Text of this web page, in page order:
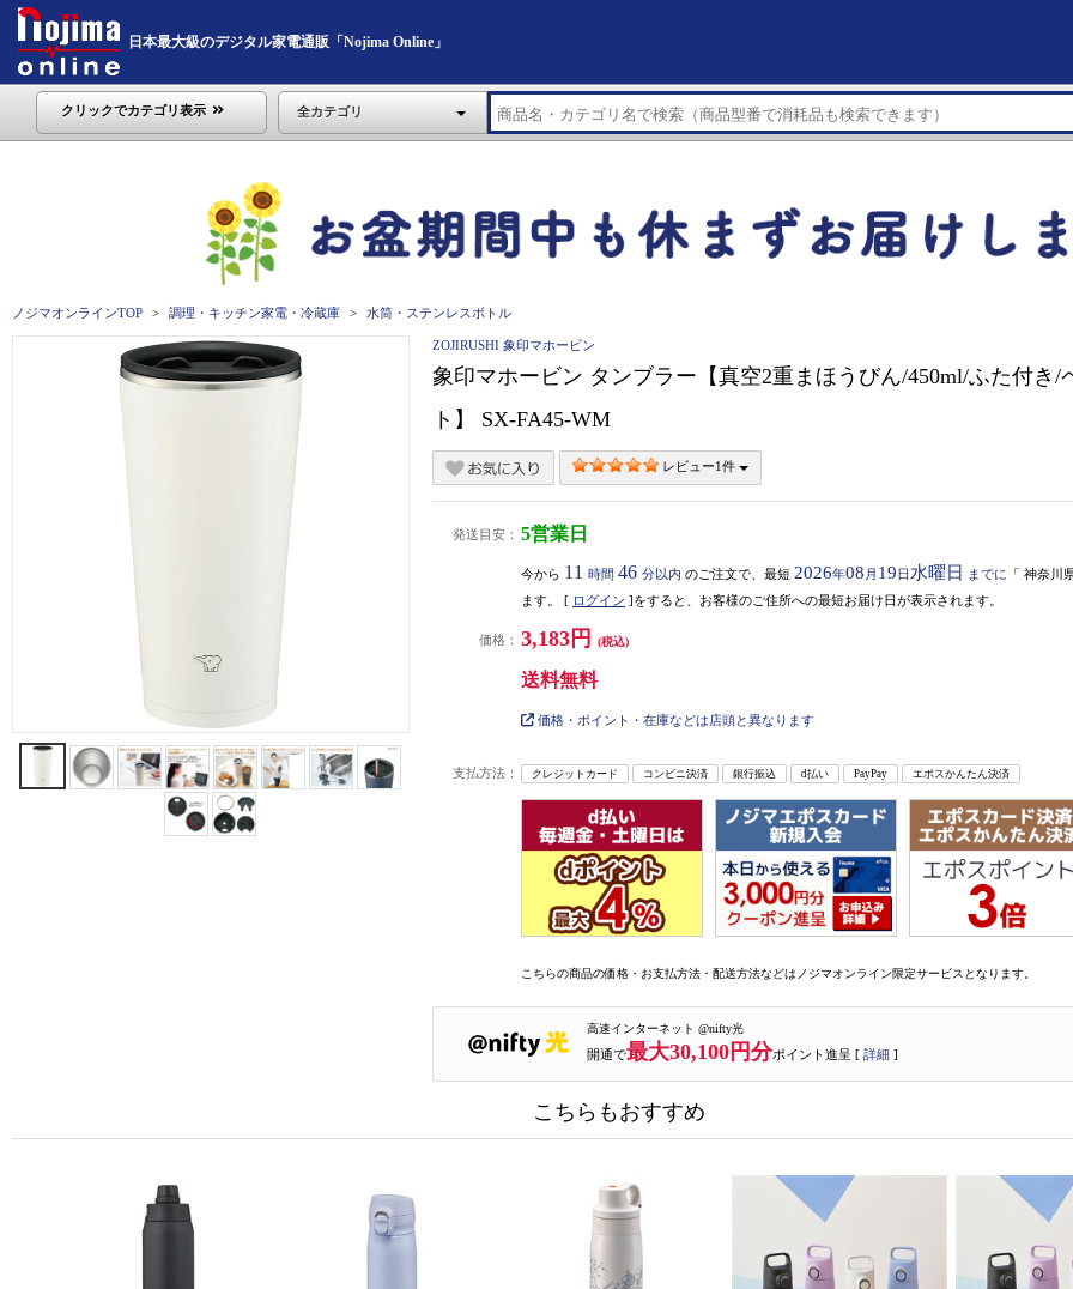
日本最大級のデジタル家電通販「Nojima Online」
クリックでカテゴリ表示 全カテゴリ
ノジマオンラインTOP 調理・キッチン家電・冷蔵庫 水筒・ステンレスボトル
ZOJIRUSHI 象印マホービン
象印マホービン タンブラー【真空2重まほうびん/450ml/ふた付き/
ト】 SX-FA45-WM
レビュー1件
発送目安： 5営業日
今から 11 時間 46 分以内 のご注文で、最短 2026年08 月 19日 水曜日 までに 「 神奈川
ます。 [ ログイン ]をすると、お客様のご住所への最短お届け日が表示されます。
価格： 3,183円 (税込)
送料無料
価格・ポイント・在庫などは店頭と異なります
支払方法： クレジットカード コンビニ決済 銀行振込 d払い PayPay エポスかんたん決済
こちらの商品の価格・お支払方法・配送方法などはノジマオンライン限定サービスとなります。
高速インターネット @nifty光
開通で最大30,100円分ポイント進呈 [ 詳細 ]
こちらもおすすめ